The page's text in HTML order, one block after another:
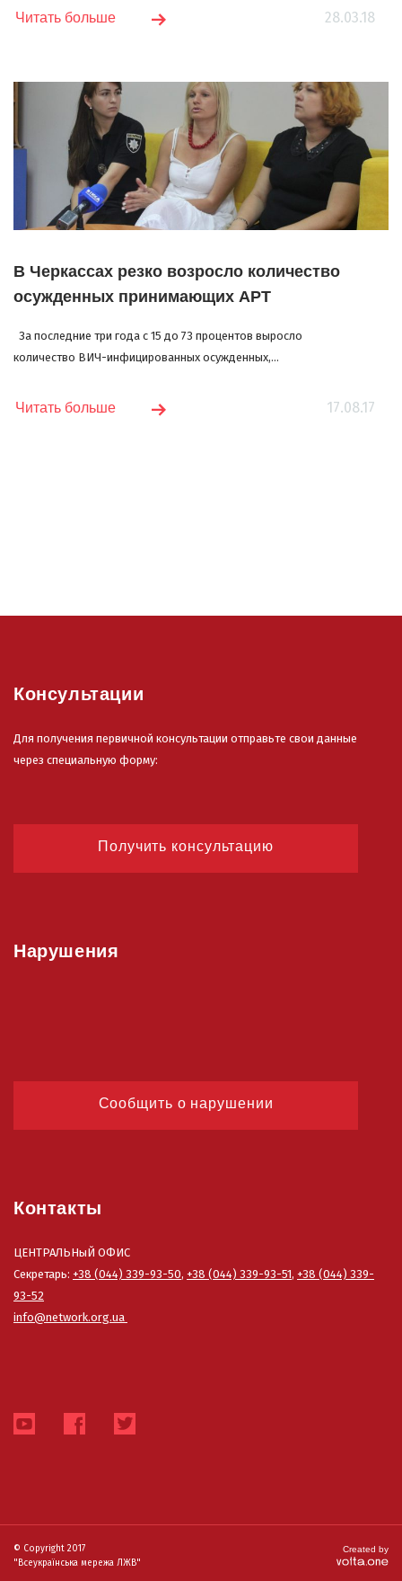
28.03.18
Читать больше
В Черкассах резко возросло количество
осужденных принимающих АРТ
За последние три года с 15 до 73 процентов выросло
количество ВИЧ-инфицированных осужденных,...
17.08.17
Читать больше
Консультации
Для получения первичной консультации отправьте свои данные
через специальную форму:
Получить консультацию
Нарушения
Сообщить о нарушении
Контакты
ЦЕНТРАЛЬНыЙ ОФИС
Секретарь: +38 (044) 339-93-50, +38 (044) 339-93-51, +38 (044) 339-
93-52
info@network.org.ua
© Copyright 2017
"Всеукраїнська мережа ЛЖВ"
Created by